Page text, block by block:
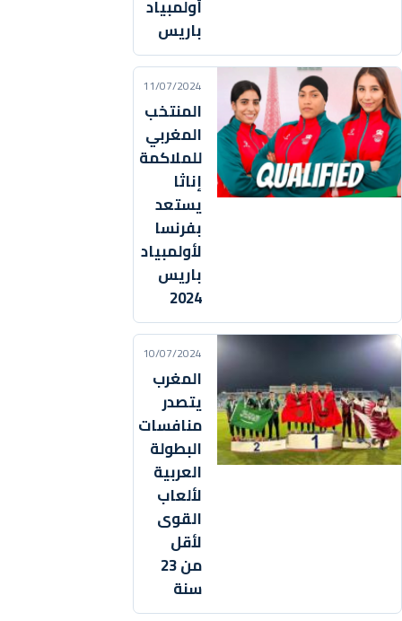
أولمبياد
باريس
11/07/2024
المنتخب
المغربي
للملاكمة
إناثا
يستعد
بفرنسا
لأولمبياد
باريس
2024
10/07/2024
المغرب
يتصدر
منافسات
البطولة
العربية
لألعاب
القوى
لأقل
من 23
سنة